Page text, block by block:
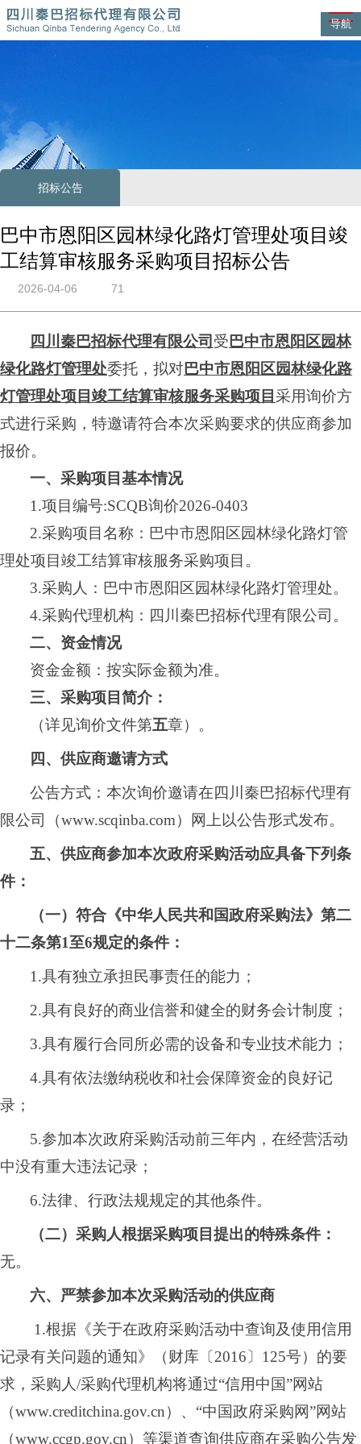
导航
招标公告
巴中市恩阳区园林绿化路灯管理处项目竣
工结算审核服务采购项目招标公告
2026-04-06 71
四川秦巴招标代理有限公司 受 巴中市恩阳区园林
绿化路灯管理处委托，拟对巴中市恩阳区园林绿化路
灯管理处项目竣工结算审核服务采购项目 采用询价方
式进行采购，特邀请符合本次采购要求的供应商参加
报价。
一、采购项目基本情况
1.项目编号:SCQB询价2026-0403
2.采购项目名称： 巴中市恩阳区园林绿化路灯管
理处项目竣工结算审核服务采购项目 。
3.采购人： 巴中市恩阳区园林绿化路灯管理处。
4.采购代理机构： 四川秦巴招标代理有限公司 。
二、资金情况
资金金额 ：按实际金额为准。
三、 采购项目简介：
（详见询价文件第五章）。
四、供应商邀请方式
公告方式：本次询价邀请在四川秦巴招标代理有
限公司（www.scqinba.com） 网
上以公告形式发布。
五、供应商参加本次政府采购活动应具备下列条
件：
（一）符合《中华人民共和国政府采购法》第二
十二条第1至6规定的条件：
1.具有独立承担民事责任的能力；
2.具有良好的商业信誉和健全的财务会计制度；
3.具有履行合同所必需的设备和专业技术能力；
4.具有依法缴纳税收和社会保障资金的良好记
录；
5.参加本次政府采购活动前三年内，在经营活动
中没有重大违法记录；
6.法律、行政法规规定的其他条件。
（二）采购人根据采购项目提出的特殊条件：
无。
六、严禁参加本次采购活动的供应商
1.根据《关于在政府采购活动中查询及使用信用
记录有关问题的通知》（财库〔2016〕125号）的要
求，采购人/采购代理机构将通过“信用中国”网站
（www.creditchina.gov.cn）、“中国政府采购网”网站
（www.ccgp.gov.cn）等渠道查询供应商在采购公告发